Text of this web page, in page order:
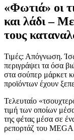
«Φωτιά» οι
και λάδι – Με
τους
Τιμές: Απόγνωση.
περιγράψει τα όσα
στα σούπερ μάρκετ
προϊόντων έχουν
Τελευταίο
τιμή των οποίων
της φέτας μέσα σε
ρεπορτάζ του